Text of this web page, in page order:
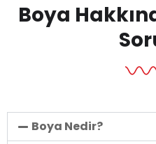
Boya
Boya Nedir?